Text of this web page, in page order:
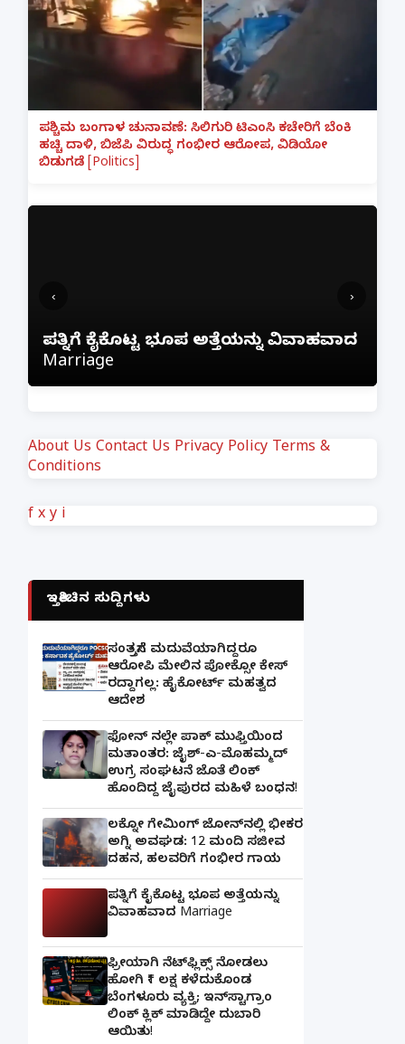
ಪಶ್ಚಿಮ ಬಂಗಾಳ ಚುನಾವಣೆ: ಸಿಲಿಗುರಿ ಟಿಎಂಸಿ ಕಚೇರಿಗೆ ಬೆಂಕಿ
ಹಚ್ಚಿ ದಾಳಿ, ಬಿಜೆಪಿ ವಿರುದ್ಧ ಗಂಭೀರ ಆರೋಪ, ವಿಡಿಯೋ
ಬಿಡುಗಡೆ [Politics]
ಪತ್ನಿಗೆ ಕೈಕೊಟ್ಟ ಭೂಪ ಅತ್ತೆಯನ್ನು ವಿವಾಹವಾದ
Marriage
‹ ›
About Us Contact Us Privacy Policy Terms &
Conditions
f x y i
ಇತ್ತೀಚಿನ ಸುದ್ದಿಗಳು
ಸಂತ್ರಸ್ತೆಗೆ ಮದುವೆಯಾಗಿದ್ದರೂ
ಆರೋಪಿ ಮೇಲಿನ ಪೋಕ್ಸೋ ಕೇಸ್
ರದ್ದಾಗಲ್ಲ: ಹೈಕೋರ್ಟ್ ಮಹತ್ವದ
ಆದೇಶ
ಫೋನ್ ನಲ್ಲೇ ಪಾಕ್ ಮುಫ್ತಿಯಿಂದ
ಮತಾಂತರ: ಜೈಶ್-ಎ-ಮೊಹಮ್ಮದ್
ಉಗ್ರ ಸಂಘಟನೆ ಜೊತೆ ಲಿಂಕ್
ಹೊಂದಿದ್ದ ಜೈಪುರದ ಮಹಿಳೆ ಬಂಧನ!
ಲಕ್ನೋ ಗೇಮಿಂಗ್ ಜೋನ್‌ನಲ್ಲಿ ಭೀಕರ
ಅಗ್ನಿ ಅವಘಡ: 12 ಮಂದಿ ಸಜೀವ
ದಹನ, ಹಲವರಿಗೆ ಗಂಭೀರ ಗಾಯ
ಪತ್ನಿಗೆ ಕೈಕೊಟ್ಟ ಭೂಪ ಅತ್ತೆಯನ್ನು
ವಿವಾಹವಾದ Marriage
ಫ್ರೀಯಾಗಿ ನೆಟ್‌ಫ್ಲಿಕ್ಸ್ ನೋಡಲು
ಹೋಗಿ ₹1 ಲಕ್ಷ ಕಳೆದುಕೊಂಡ
ಬೆಂಗಳೂರು ವ್ಯಕ್ತಿ; ಇನ್‌ಸ್ಟಾಗ್ರಾಂ
ಲಿಂಕ್ ಕ್ಲಿಕ್ ಮಾಡಿದ್ದೇ ದುಬಾರಿ
ಆಯಿತು!